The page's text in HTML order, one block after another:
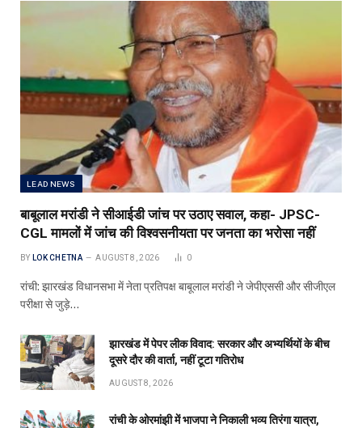
LEAD NEWS
बाबूलाल मरांडी ने सीआईडी जांच पर उठाए सवाल, कहा- JPSC-
CGL मामलों में जांच की विश्वसनीयता पर जनता का भरोसा नहीं
BY LOK CHETNA AUGUST 8, 2026 0
रांची: झारखंड विधानसभा में नेता प्रतिपक्ष बाबूलाल मरांडी ने जेपीएससी और सीजीएल
परीक्षा से जुड़े…
झारखंड में पेपर लीक विवाद: सरकार और अभ्यर्थियों के बीच
दूसरे दौर की वार्ता, नहीं टूटा गतिरोध
AUGUST 8, 2026
रांची के ओरमांझी में भाजपा ने निकाली भव्य तिरंगा यात्रा,